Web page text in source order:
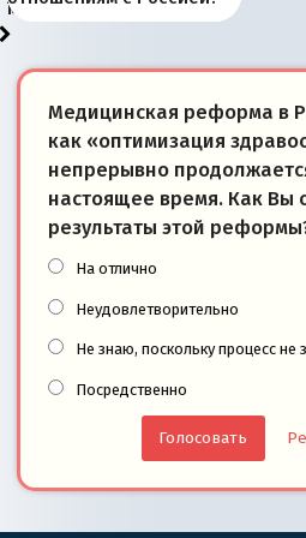
моря
победители
Медицинская реформа в
как «оптимизация
непрерывно
настоящее время. Как Вы
результаты этой
На отлично
Неудовлетворительно
Не знаю, поскольку процесс не
Посредственно